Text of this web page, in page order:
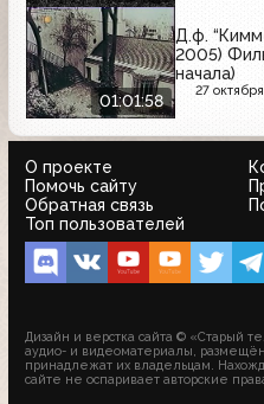
01:01:58
Д.ф.
2005)
начала)
27
О проекте
Помочь сайту
Обратная связь
Топ пользователей
Дизайн и верстка сайта © «Старый
аудио- и видеоматериалы,
принадлежат их владельцам.
сайте не оспаривает авторские